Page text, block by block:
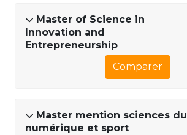
Master of Science in
Innovation and
Entrepreneurship
Comparer
Master mention sciences du
numérique et sport